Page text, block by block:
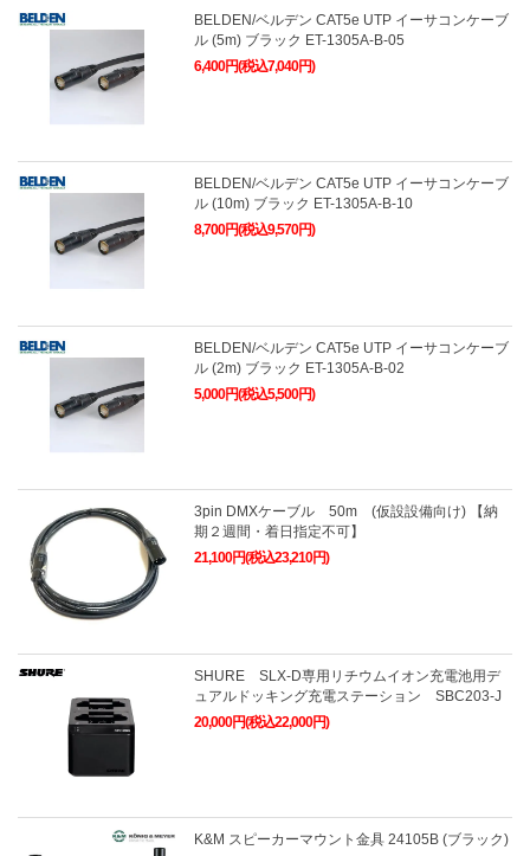
BELDEN/ベルデン CAT5e UTP イーサコンケーブ
ル (5m) ブラック ET-1305A-B-05
6,400円(税込7,040円)
BELDEN/ベルデン CAT5e UTP イーサコンケーブ
ル (10m) ブラック ET-1305A-B-10
8,700円(税込9,570円)
BELDEN/ベルデン CAT5e UTP イーサコンケーブ
ル (2m) ブラック ET-1305A-B-02
5,000円(税込5,500円)
3pin DMXケーブル 50m (仮設設備向け) 【納
期２週間・着日指定不可】
21,100円(税込23,210円)
SHURE SLX-D専用リチウムイオン充電池用デ
ュアルドッキング充電ステーション SBC203-J
20,000円(税込22,000円)
K&M スピーカーマウント金具 24105B (ブラック)